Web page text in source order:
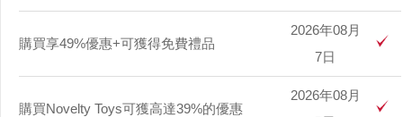
購買享49%優惠+可獲得免費禮品
2026年08月
7日
購買Novelty Toys可獲高達39%的優惠
2026年08月